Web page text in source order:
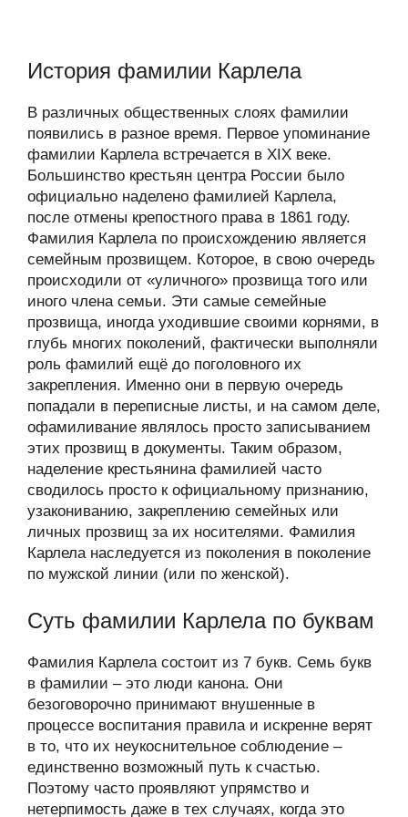
История фамилии Карлела
В различных общественных слоях фамилии
появились в разное время. Первое упоминание
фамилии Карлела встречается в XIX веке.
Большинство крестьян центра России было
официально наделено фамилией Карлела,
после отмены крепостного права в 1861 году.
Фамилия Карлела по происхождению является
семейным прозвищем. Которое, в свою очередь
происходили от «уличного» прозвища того или
иного члена семьи. Эти самые семейные
прозвища, иногда уходившие своими корнями, в
глубь многих поколений, фактически выполняли
роль фамилий ещё до поголовного их
закрепления. Именно они в первую очередь
попадали в переписные листы, и на самом деле,
офамиливание являлось просто записыванием
этих прозвищ в документы. Таким образом,
наделение крестьянина фамилией часто
сводилось просто к официальному признанию,
узакониванию, закреплению семейных или
личных прозвищ за их носителями. Фамилия
Карлела наследуется из поколения в поколение
по мужской линии (или по женской).
Суть фамилии Карлела по буквам
Фамилия Карлела состоит из 7 букв. Семь букв
в фамилии – это люди канона. Они
безоговорочно принимают внушенные в
процессе воспитания правила и искренне верят
в то, что их неукоснительное соблюдение –
единственно возможный путь к счастью.
Поэтому часто проявляют упрямство и
нетерпимость даже в тех случаях, когда это